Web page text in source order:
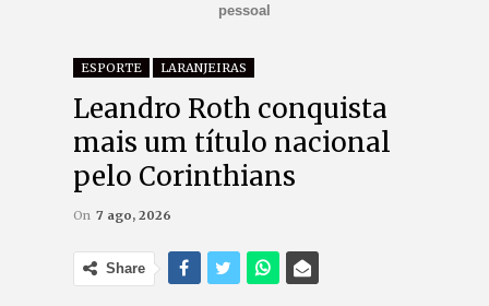
pessoal
ESPORTE LARANJEIRAS
Leandro Roth conquista
mais um título nacional
pelo Corinthians
On 7 ago, 2026
Share